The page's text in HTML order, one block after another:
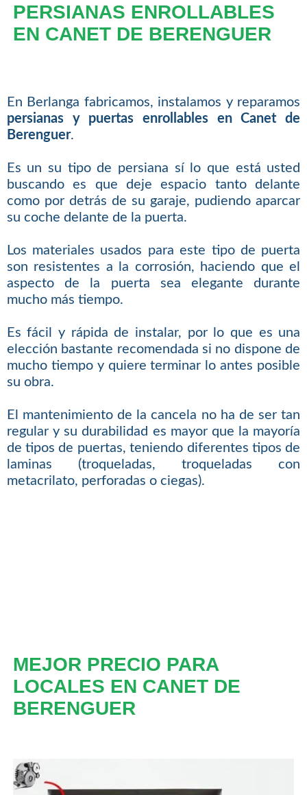
PERSIANAS ENROLLABLES
EN CANET DE BERENGUER
En Berlanga fabricamos, instalamos y reparamos
persianas y puertas enrollables en Canet de
Berenguer.
Es un su tipo de persiana sí lo que está usted
buscando es que deje espacio tanto delante
como por detrás de su garaje, pudiendo aparcar
su coche delante de la puerta.
Los materiales usados para este tipo de puerta
son resistentes a la corrosión, haciendo que el
aspecto de la puerta sea elegante durante
mucho más tiempo.
Es fácil y rápida de instalar, por lo que es una
elección bastante recomendada si no dispone de
mucho tiempo y quiere terminar lo antes posible
su obra.
El mantenimiento de la cancela no ha de ser tan
regular y su durabilidad es mayor que la mayoría
de tipos de puertas, teniendo diferentes tipos de
laminas (troqueladas, troqueladas con
metacrilato, perforadas o ciegas).
MEJOR PRECIO PARA
LOCALES EN CANET DE
BERENGUER